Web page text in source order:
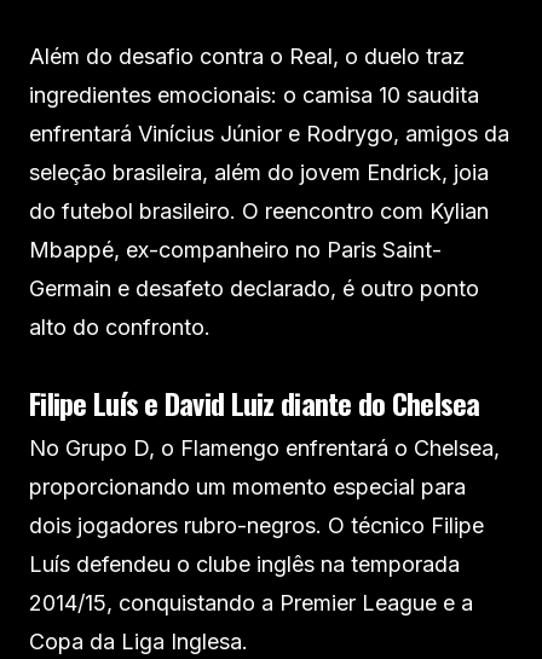
Além do desafio contra o Real, o duelo traz
ingredientes emocionais: o camisa 10 saudita
enfrentará Vinícius Júnior e Rodrygo, amigos da
seleção brasileira, além do jovem Endrick, joia
do futebol brasileiro. O reencontro com Kylian
Mbappé, ex-companheiro no Paris Saint-
Germain e desafeto declarado, é outro ponto
alto do confronto.
Filipe Luís e David Luiz diante do Chelsea
No Grupo D, o Flamengo enfrentará o Chelsea,
proporcionando um momento especial para
dois jogadores rubro-negros. O técnico Filipe
Luís defendeu o clube inglês na temporada
2014/15, conquistando a Premier League e a
Copa da Liga Inglesa.